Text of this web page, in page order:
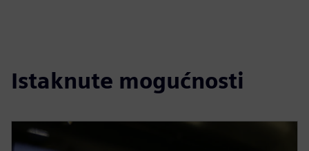
Istaknute mogućnosti